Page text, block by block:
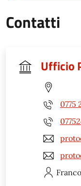
Contatti
Ufficio
0775
Franco